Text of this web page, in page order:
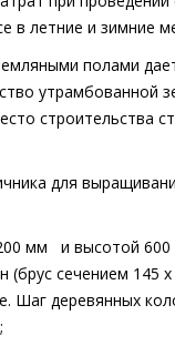
в летние и зимние
полами
утрамбованной
строительства
для
мм и высотой
(брус сечением
Шаг деревянных